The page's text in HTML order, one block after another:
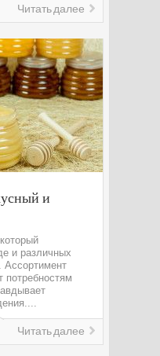
Читать далее
и
и различных
Ассортимент
потребностям
Читать далее